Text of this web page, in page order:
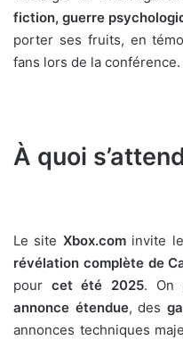
fiction, guerre
porter ses fruits, en
fans lors de la conférence.
À quoi
Le site Xbox.cominvite
révélation complète de
pour cet été 2025. On
annonce étendue, des
annonces techniques